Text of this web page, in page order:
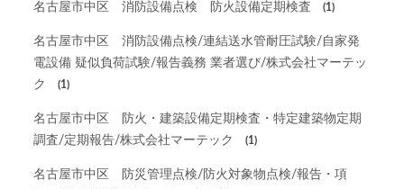
名古屋市中区 消防設備点検 防火設備定期検査 (1)
名古屋市中区 消防設備点検/連結送水管耐圧試験/自家発
電設備 疑似負荷試験/報告義務 業者選び/株式会社マーテッ
ク
(1)
名古屋市中区 防火・建築設備定期検査・特定建築物定期
調査/定期報告/株式会社マーテック
(1)
名古屋市中区 防災管理点検/防火対象物点検/報告・項